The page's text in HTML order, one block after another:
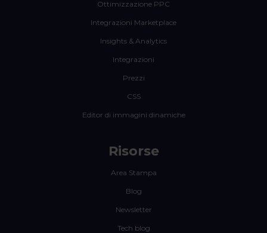
Ottimizzazione PPC
Integrazioni Marketplace
Insights & Analytics
Integrazioni
Prezzi
CSS
Editor di immagini dinamiche
Risorse
Area Stampa
Blog
Newsletter
Tech blog